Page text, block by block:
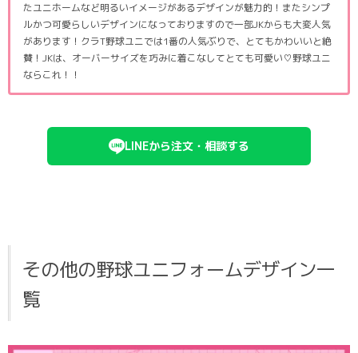
たユニホームなど明るいイメージがあるデザインが魅力的！またシンプ
ルかつ可愛らしいデザインになっておりますので一部JKからも大変人気
があります！クラT野球ユニでは1番の人気ぶりで、とてもかわいいと絶
賛！JKは、オーバーサイズを巧みに着こなしてとても可愛い♡野球ユニ
ならこれ！！
LINEから注文・相談する
その他の野球ユニフォームデザイン一
覧